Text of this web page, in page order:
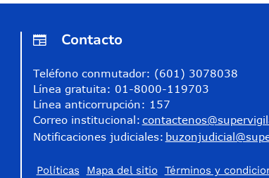
Contacto
Teléfono conmutador: (601) 3078038
Línea gratuita: 01-8000-119703
Línea anticorrupción: 157
Correo institucional:
Notificaciones judiciales:
Políticas Mapa del sitio Términos y